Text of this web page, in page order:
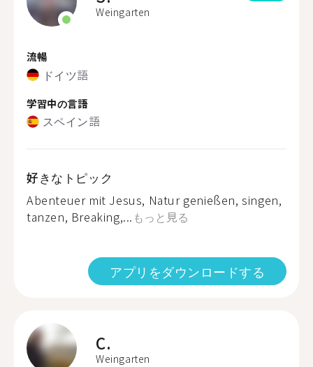
Weingarten
流暢
ドイツ語
学習中の言語
スペイン語
好きなトピック
Abenteuer mit Jesus, Natur genießen, singen,
tanzen, Breaking,... もっと見る
アプリをダウンロードする
C.
Weingarten